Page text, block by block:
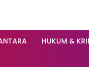
HUKUM &